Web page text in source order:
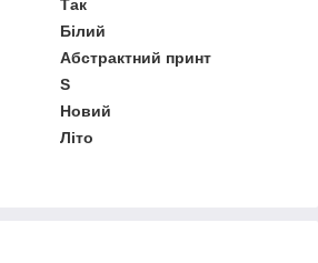
Так
Білий
Абстрактний принт
S
Новий
Літо